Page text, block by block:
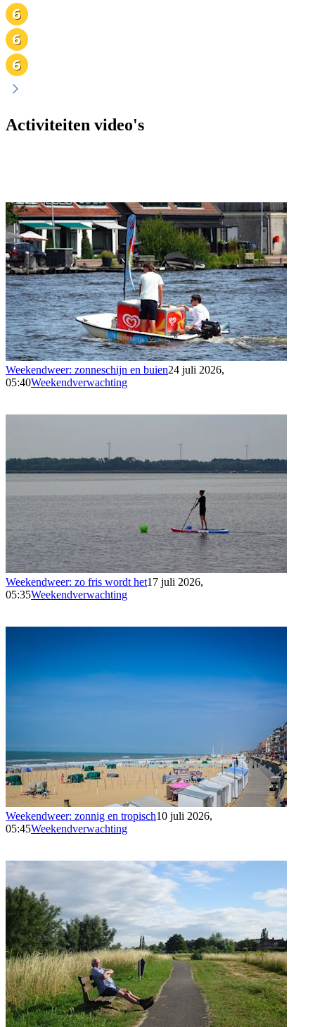
Activiteiten video's
Weekendweer: zonneschijn en buien24 juli 2026,
05:40Weekendverwachting
Weekendweer: zo fris wordt het17 juli 2026,
05:35Weekendverwachting
Weekendweer: zonnig en tropisch10 juli 2026,
05:45Weekendverwachting